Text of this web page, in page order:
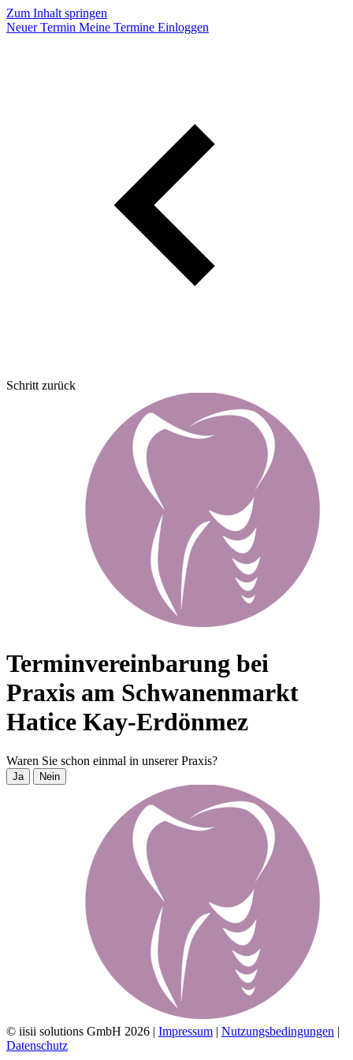
Zum Inhalt springen
Neuer Termin Meine Termine Einloggen
Schritt zurück
Terminvereinbarung bei
Praxis am Schwanenmarkt
Hatice Kay-Erdönmez
Waren Sie schon einmal in unserer Praxis?
Ja Nein
© iisii solutions GmbH 2026 | Impressum | Nutzungsbedingungen |
Datenschutz